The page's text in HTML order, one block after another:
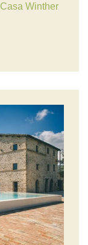
Casa Winther